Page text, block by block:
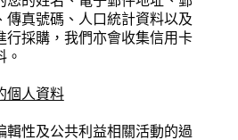
傳真號碼、人口統計資料以及
行採購，我們亦會收集信用卡
。
個人資料
輯性及公共利益相關活動的過